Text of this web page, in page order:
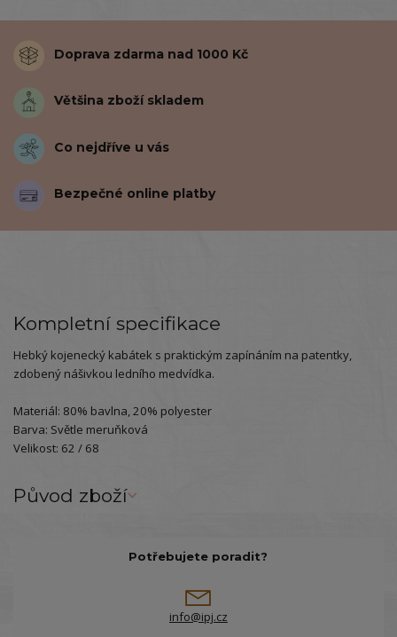
Doprava zdarma nad 1000 Kč
Většina zboží skladem
Co nejdříve u vás
Bezpečné online platby
Kompletní specifikace
Hebký kojenecký kabátek s praktickým zapínáním na patentky,
zdobený nášivkou ledního medvídka.
Materiál: 80% bavlna, 20% polyester
Barva: Světle meruňková
Velikost: 62 / 68
Původ zboží
Potřebujete poradit?
info@ipj.cz